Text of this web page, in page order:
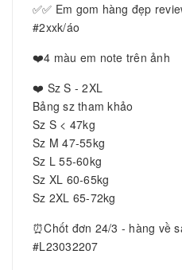
✅✅ Em gom hàng đẹp
#2xxk/áo
❤️4 màu em note trên ảnh
❤️ Sz S - 2XL
Bảng sz tham khảo
Sz S < 47kg
Sz M 47-55kg
Sz L 55-60kg
Sz XL 60-65kg
Sz 2XL 65-72kg
⏰Chốt đơn 24/3 - hàng về
#L23032207